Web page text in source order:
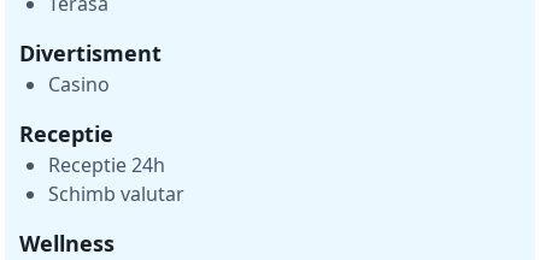
Divertisment
Casino
Receptie
Receptie 24h
Schimb valutar
Wellness